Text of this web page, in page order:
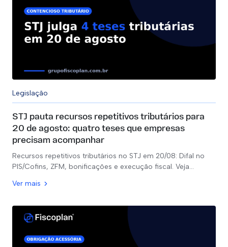
Legislação
STJ pauta recursos repetitivos tributários para
20 de agosto: quatro teses que empresas
precisam acompanhar
Recursos repetitivos tributários no STJ em 20/08: Difal no
PIS/Cofins, ZFM, bonificações e execução fiscal. Veja…
Ver mais